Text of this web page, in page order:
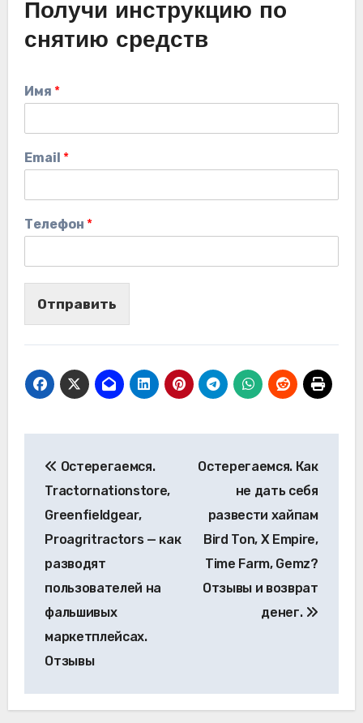
Получи инструкцию по
снятию средств
Имя *
Email *
Телефон *
Отправить
по
записям
Остерегаемся.
Tractornationstore,
Greenfieldgear,
Proagritractors — как
разводят
пользователей на
фальшивых
маркетплейсах.
Отзывы
Остерегаемся. Как
не дать себя
развести хайпам
Bird Ton, X Empire,
Time Farm, Gemz?
Отзывы и возврат
денег.